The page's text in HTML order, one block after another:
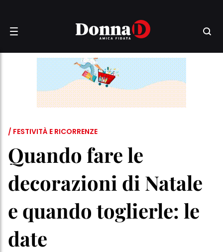
/ FESTIVITÀ E RICORRENZE
Quando fare le
decorazioni di Natale
e quando toglierle: le
date